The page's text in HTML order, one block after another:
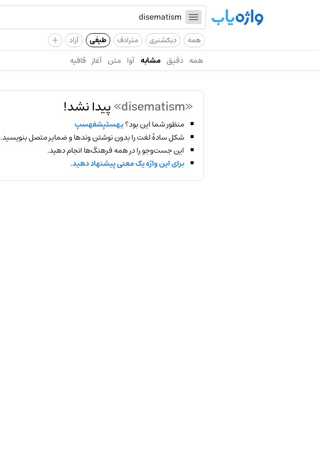
همه دیکشنری مترادف طیفی آزاد +
همه دقیق مشابه آوا متن آغاز قافیه
«disematism» پیدا نشد!
منظور شما این بود؟یهسثپشفهسپ
شکل سادهٔ لغت را بدون نوشتن وندها و ضمایر متصل بنویسید.
این جست‌وجو را در همه فرهنگ‌ها انجام دهید.
برای این واژه یک معنی پیشنهاد دهید.